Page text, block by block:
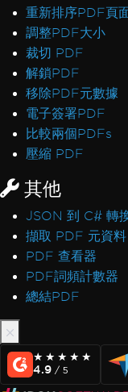
重新排序PDF頁
調整PDF大小
裁切 PDF
解鎖PDF
移除PDF元數據
電子簽署PDF
比較兩個PDFs
壓縮 PDF
其他
JSON 到 C# 轉
擷取 PDF 元資料
PDF 查看器
PDF詞頻計數器
總結PDF
★★★★★
★★★★★
4.9 / 5